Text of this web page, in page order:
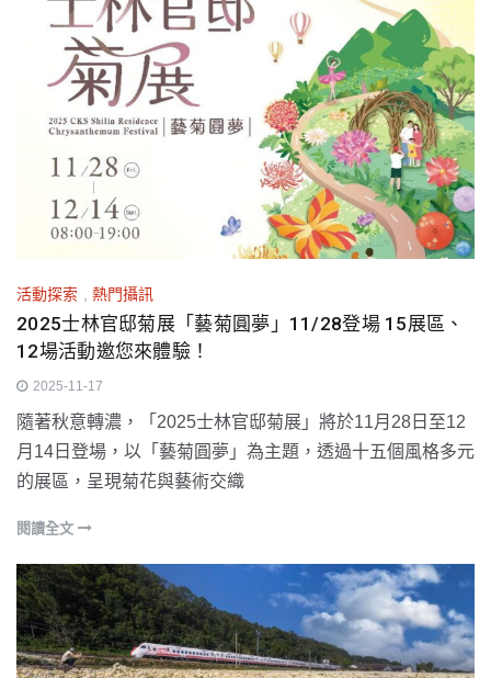
活動探索 熱門攝訊
2025士林官邸菊展「藝菊圓夢」11/28登場 15展區、
12場活動邀您來體驗！
2025-11-17
隨著秋意轉濃，「2025士林官邸菊展」將於11月28日至12
月14日登場，以「藝菊圓夢」為主題，透過十五個風格多元
的展區，呈現菊花與藝術交織
閱讀全文